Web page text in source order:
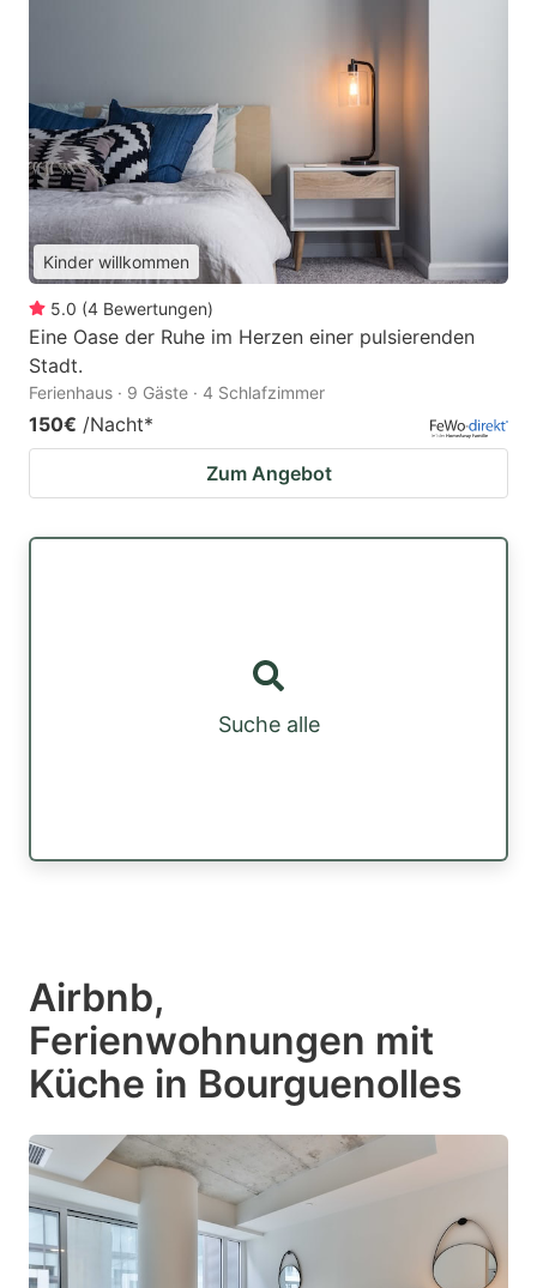
Kinder willkommen
5.0 (4 Bewertungen)
Eine Oase der Ruhe im Herzen einer pulsierenden
Stadt.
Ferienhaus · 9 Gäste · 4 Schlafzimmer
150€ /Nacht*
Zum Angebot
Suche alle
Airbnb,
Ferienwohnungen mit
Küche in Bourguenolles